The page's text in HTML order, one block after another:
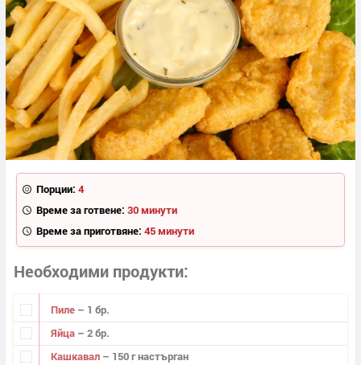
Порции: 4
Време за готвене: 30 минути
Време за приготвяне: 45 минути
Необходими продукти
Пиле – 1 бр.
Яйца – 2 бр.
Кашкавал – 150 г настърган